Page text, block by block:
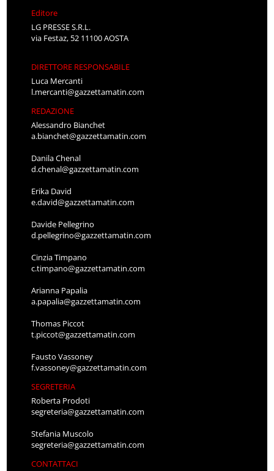
Editore
LG PRESSE S.R.L.
via Festaz, 52 11100 AOSTA
DIRETTORE RESPONSABILE
Luca Mercanti
l.mercanti@gazzettamatin.com
REDAZIONE
Alessandro Bianchet
a.bianchet@gazzettamatin.com
Danila Chenal
d.chenal@gazzettamatin.com
Erika David
e.david@gazzettamatin.com
Davide Pellegrino
d.pellegrino@gazzettamatin.com
Cinzia Timpano
c.timpano@gazzettamatin.com
Arianna Papalia
a.papalia@gazzettamatin.com
Thomas Piccot
t.piccot@gazzettamatin.com
Fausto Vassoney
f.vassoney@gazzettamatin.com
SEGRETERIA
Roberta Prodoti
segreteria@gazzettamatin.com
Stefania Muscolo
segreteria@gazzettamatin.com
CONTATTACI